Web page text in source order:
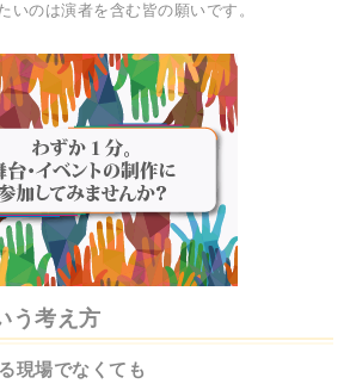
いのは演者を含む皆の願いです。
う考え方
現場でなくても